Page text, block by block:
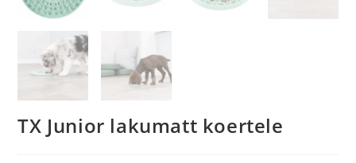
TX Junior lakumatt koertele